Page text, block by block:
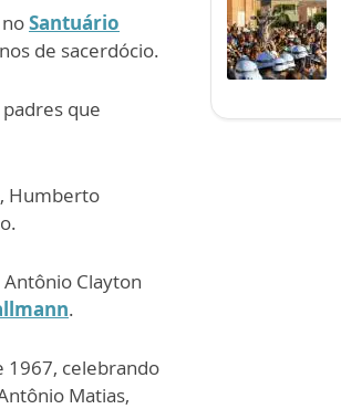
Santuário
de sacerdócio.
que
, Humberto
Clayton
.
1967, celebrando
Matias,